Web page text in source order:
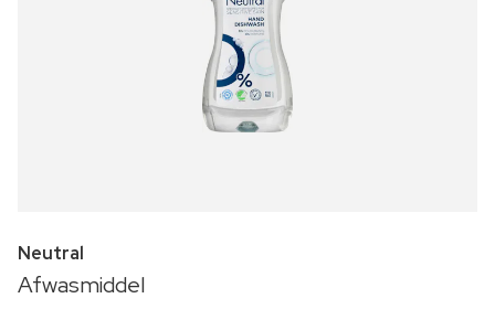
Neutral
Afwasmiddel